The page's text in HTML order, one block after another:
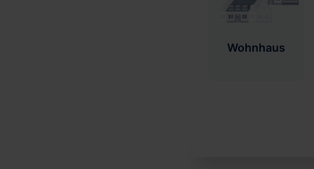
Wohnhaus